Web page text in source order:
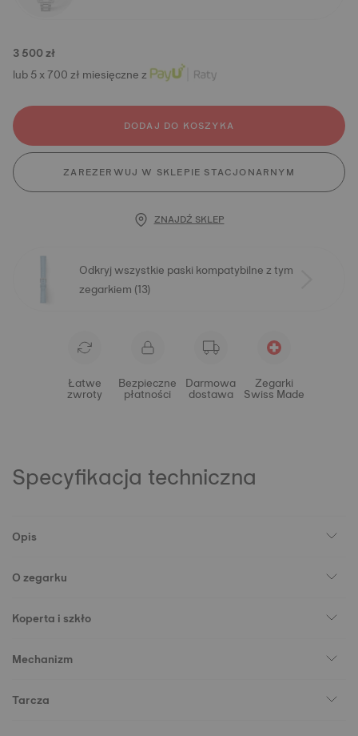
3 500 zł
lub 5 x 700 zł miesięczne z
DODAJ DO KOSZYKA
ZAREZERWUJ W SKLEPIE STACJONARNYM
ZNAJDŹ SKLEP
Odkryj wszystkie paski kompatybilne z tym
zegarkiem (13)
Łatwe
zwroty
Bezpieczne
płatności
Darmowa
dostawa
Zegarki
Swiss Made
Specyfikacja techniczna
Opis
O zegarku
Koperta i szkło
Mechanizm
Tarcza